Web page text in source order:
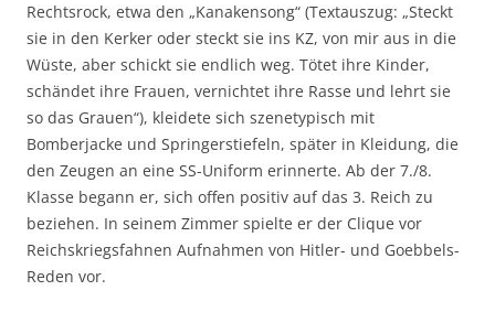
Rechtsrock, etwa den „Kanakensong“ (Textauszug: „Steckt
sie in den Kerker oder steckt sie ins KZ, von mir aus in die
Wüste, aber schickt sie endlich weg. Tötet ihre Kinder,
schändet ihre Frauen, vernichtet ihre Rasse und lehrt sie
so das Grauen“), kleidete sich szenetypisch mit
Bomberjacke und Springerstiefeln, später in Kleidung, die
den Zeugen an eine SS-Uniform erinnerte. Ab der 7./8.
Klasse begann er, sich offen positiv auf das 3. Reich zu
beziehen. In seinem Zimmer spielte er der Clique vor
Reichskriegsfahnen Aufnahmen von Hitler- und Goebbels-
Reden vor.